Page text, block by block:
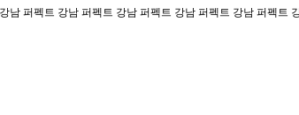
강남 퍼펙트 강남 퍼펙트 강남 퍼펙트 강남 퍼펙트 강남 퍼펙트